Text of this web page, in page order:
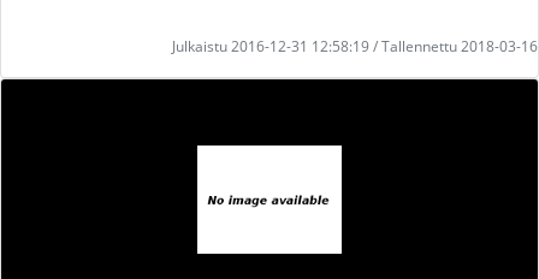
Julkaistu 2016-12-31 12:58:19 / Tallennettu 2018-03-16